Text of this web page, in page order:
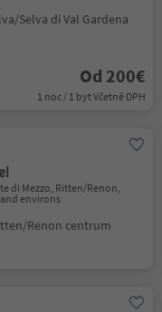
Selva di Val Gardena
Od 200€
1 noc / 1 byt Včetně DPH
di Mezzo, Ritten/Renon,
environs
Renon centrum